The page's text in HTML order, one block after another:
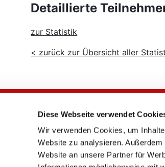
Diese Webseite verwendet
Wir verwenden Cookies, um
Website zu analysieren.
Website an unsere Partner für
Detaillierte
zur Statistik
< zurück zur Übersicht aller